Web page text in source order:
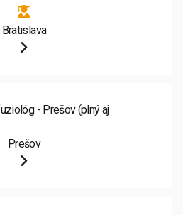
Bratislava
- Prešov (plný aj
Prešov